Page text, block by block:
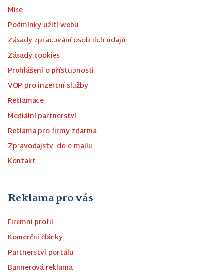
Mise
Podmínky užití webu
Zásady zpracování osobních údajů
Zásady cookies
Prohlášení o přístupnosti
VOP pro inzertní služby
Reklamace
Mediální partnerství
Reklama pro firmy zdarma
Zpravodajství do e-mailu
Kontakt
Reklama pro vás
Firemní profil
Komerční články
Partnerství portálu
Bannerová reklama